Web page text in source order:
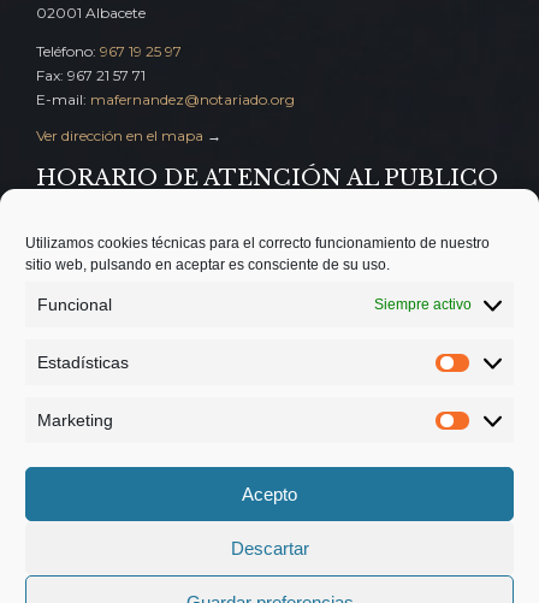
Utilizamos cookies técnicas para el correcto funcionamiento de nuestro
sitio web, pulsando en aceptar es consciente de su uso.
Funcional Siempre activo
Estadísticas
Marketing Marketing
Acepto
Descartar
02001 Albacete
Teléfono: 967 19 25 97
Fax: 967 21 57 71
E-mail: mafernandez@notariado.org
Ver dirección en el mapa →
HORARIO DE ATENCIÓN AL PUBLICO
TARDES: martes y jueves de 5 a 7
Correo:aconejero@despacho.notariado.org
NOTARÍA MARÍA ADORACIÓN FERNÁNDEZ MALDONADO
Aviso Legal|Política de Privacidad|Diseño web Chus2